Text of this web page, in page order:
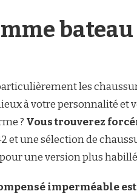
les
à votre personnalité et
? Vous trouverez
et une sélection de
une version plus
imperméable